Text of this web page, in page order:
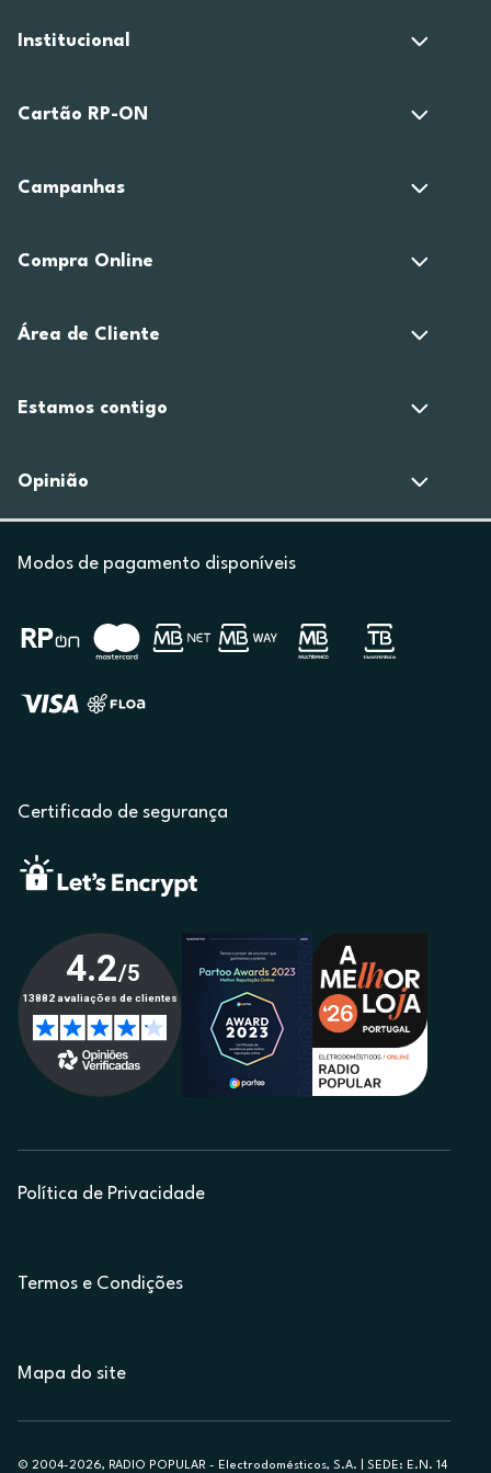
Institucional
Cartão RP-ON
Campanhas
Compra Online
Área de Cliente
Estamos contigo
Opinião
Modos de pagamento disponíveis
Certificado de segurança
Política de Privacidade
Termos e Condições
Mapa do site
© 2004-2026, RADIO POPULAR - Electrodomésticos, S.A. | SEDE: E.N. 14